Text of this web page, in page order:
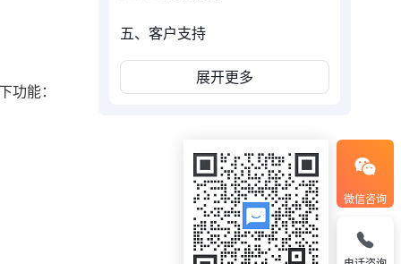
功能：
五、客户支持
展开更多
微信咨询